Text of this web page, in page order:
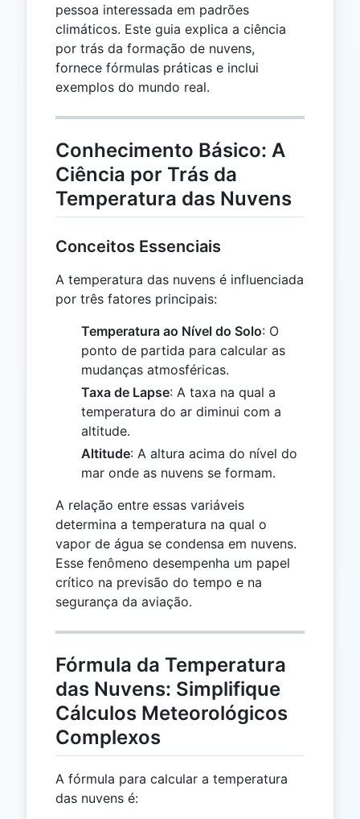
pessoa interessada em padrões
climáticos. Este guia explica a ciência
por trás da formação de nuvens,
fornece fórmulas práticas e inclui
exemplos do mundo real.
Conhecimento Básico: A
Ciência por Trás da
Temperatura das Nuvens
Conceitos Essenciais
A temperatura das nuvens é influenciada
por três fatores principais:
Temperatura ao Nível do Solo: O
ponto de partida para calcular as
mudanças atmosféricas.
Taxa de Lapse: A taxa na qual a
temperatura do ar diminui com a
altitude.
Altitude: A altura acima do nível do
mar onde as nuvens se formam.
A relação entre essas variáveis
determina a temperatura na qual o
vapor de água se condensa em nuvens.
Esse fenômeno desempenha um papel
crítico na previsão do tempo e na
segurança da aviação.
Fórmula da Temperatura
das Nuvens: Simplifique
Cálculos Meteorológicos
Complexos
A fórmula para calcular a temperatura
das nuvens é: